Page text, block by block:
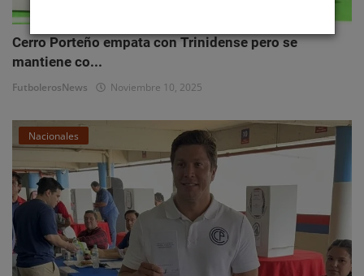
Cerro Porteño empata con Trinidense pero se
mantiene co...
FutbolerosNews Noviembre 10, 2025
Nacionales